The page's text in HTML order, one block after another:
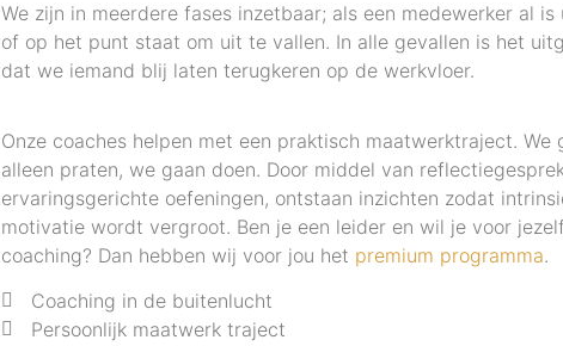
We zijn in meerdere fases inzetbaar; als een medewerker al is
of op het punt staat om uit te vallen. In alle gevallen is het
dat we iemand blij laten terugkeren op de werkvloer.
Onze coaches helpen met een praktisch maatwerktraject. We
alleen praten, we gaan doen. Door middel van
ervaringsgerichte oefeningen, ontstaan inzichten zodat
motivatie wordt vergroot. Ben je een leider en wil je voor
coaching? Dan hebben wij voor jou het premium programma.
Coaching in de buitenlucht
Persoonlijk maatwerk traject